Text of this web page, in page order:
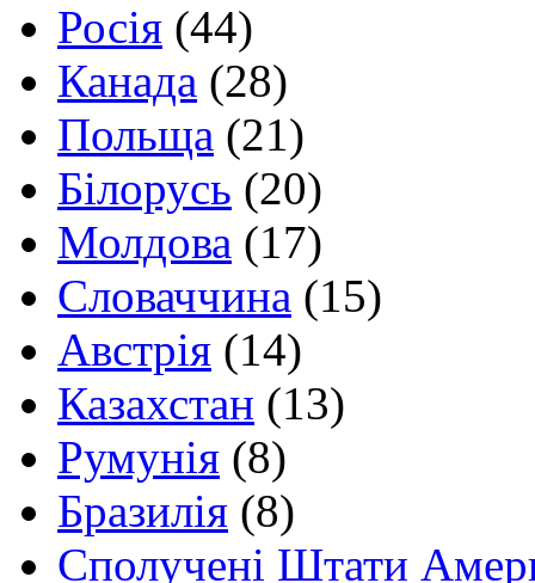
Росія (44)
Канада (28)
Польща (21)
Білорусь (20)
Молдова (17)
Словаччина (15)
Австрія (14)
Казахстан (13)
Румунія (8)
Бразилія (8)
Сполучені Штати